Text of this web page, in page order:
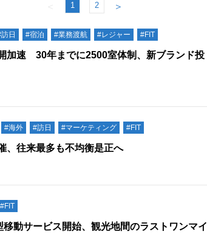
＜ 1 2 ＞
日 #宿泊 #業務渡航 #レジャー #FIT
加速 30年までに2500室体制、新ブランド投
#海外 #訪日 #マーケティング #FIT
、往来最多も不均衡是正へ
#FIT
動サービス開始、観光地間のラストワンマイ